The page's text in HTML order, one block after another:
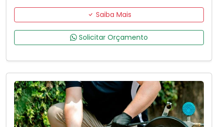
Saiba Mais
Solicitar Orçamento